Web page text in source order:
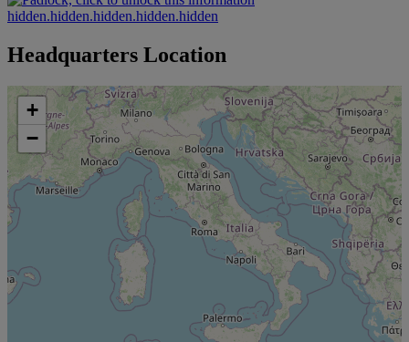
hidden.hidden.hidden.hidden.hidden
Headquarters Location
+
−